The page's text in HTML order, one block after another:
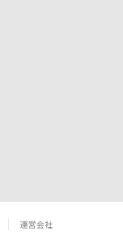
運営会社